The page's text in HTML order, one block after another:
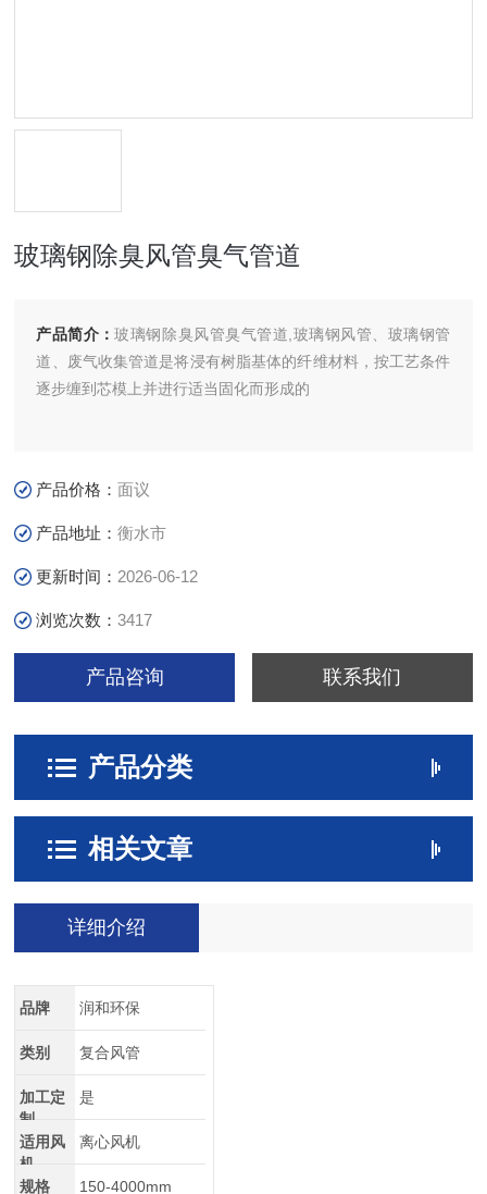
玻璃钢除臭风管臭气管道
产品简介：玻璃钢除臭风管臭气管道,玻璃钢风管、玻璃钢管
道、废气收集管道是将浸有树脂基体的纤维材料，按工艺条件
逐步缠到芯模上并进行适当固化而形成的
产品价格：面议
产品地址：衡水市
更新时间： 2026-06-12
浏览次数：3417
产品咨询 联系我们
产品分类
相关文章
详细介绍
品牌 润和环保
类别 复合风管
加工定
制
是
适用风
机
离心风机
规格 150-4000mm